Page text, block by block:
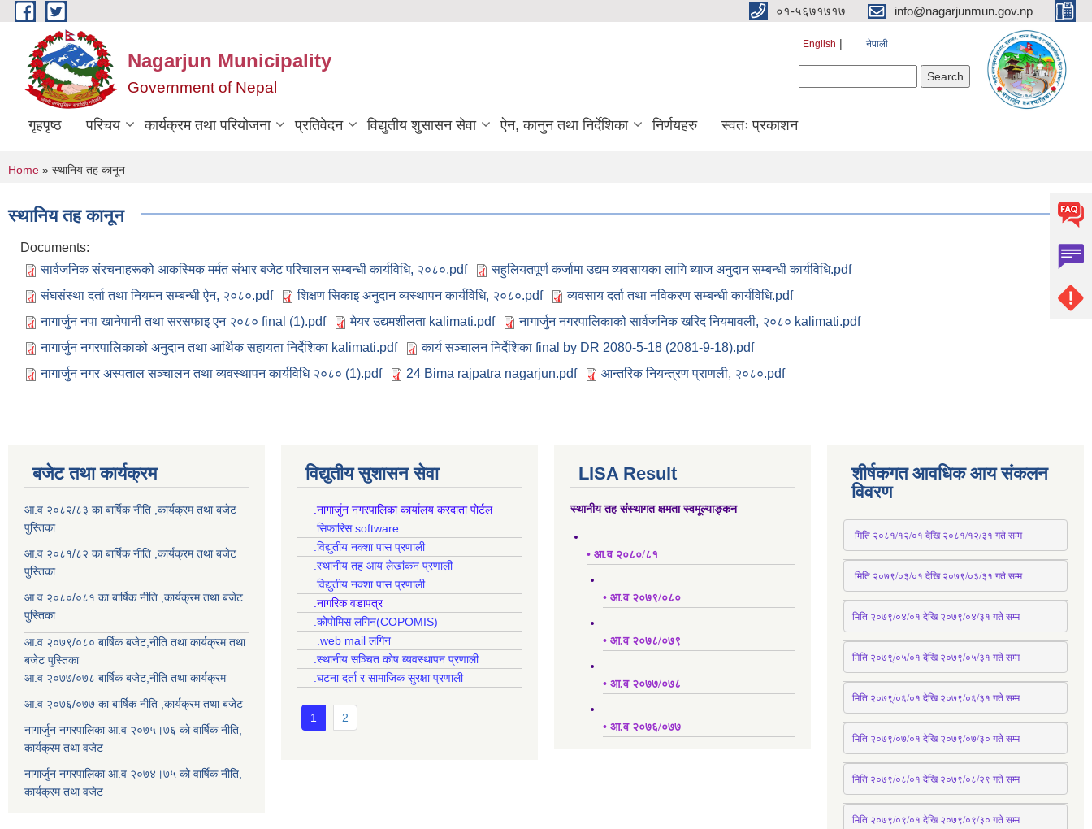
Skip to main content ०१-५६७१७१७ info@nagarjunmun.gov.np
Nagarjun Municipality
Government of Nepal
English नेपाली
गृहपृष्ठ परिचय कार्यक्रम तथा परियोजना प्रतिवेदन विद्युतीय शुसासन सेवा ऐन, कानुन तथा निर्देशिका निर्णयहरु स्वतः प्रकाशन
You are here
Home » स्थानिय तह कानून
स्थानिय तह कानून
Documents:
सार्वजनिक संरचनाहरूको आकस्मिक मर्मत संभार बजेट परिचालन सम्बन्धी कार्यविधि, २०८०.pdf
सहुलियतपूर्ण कर्जामा उद्यम व्यवसायका लागि ब्याज अनुदान सम्बन्धी कार्यविधि.pdf
संघसंस्था दर्ता तथा नियमन सम्बन्धी ऐन, २०८०.pdf
शिक्षण सिकाइ अनुदान व्यस्थापन कार्यविधि, २०८०.pdf
व्यवसाय दर्ता तथा नविकरण सम्बन्धी कार्यविधि.pdf
नागार्जुन नपा खानेपानी तथा सरसफाइ एन २०८० final (1).pdf
मेयर उद्यमशीलता kalimati.pdf
नागार्जुन नगरपालिकाको सार्वजनिक खरिद नियमावली, २०८० kalimati.pdf
नागार्जुन नगरपालिकाको अनुदान तथा आर्थिक सहायता निर्देशिका kalimati.pdf
कार्य सञ्चालन निर्देशिका final by DR 2080-5-18 (2081-9-18).pdf
नागार्जुन नगर अस्पताल सञ्चालन तथा व्यवस्थापन कार्यविधि २०८० (1).pdf
24 Bima rajpatra nagarjun.pdf आन्तरिक नियन्त्रण प्राणली, २०८०.pdf
बजेट तथा कार्यक्रम
आ.व २०८२/८३ का बार्षिक नीति ,कार्यक्रम तथा बजेट
पुस्तिका
आ.व २०८१/८२ का बार्षिक नीति ,कार्यक्रम तथा बजेट
पुस्तिका
आ.व २०८०/०८१ का बार्षिक नीति ,कार्यक्रम तथा बजेट
पुस्तिका
आ.व २०७९/०८० बार्षिक बजेट,नीति तथा कार्यक्रम तथा
बजेट पुस्तिका
आ.व २०७७/०७८ बार्षिक बजेट,नीति तथा कार्यक्रम
आ.व २०७६/०७७ का बार्षिक नीति ,कार्यक्रम तथा बजेट
नागार्जुन नगरपालिका आ.व २०७५।७६ को वार्षिक नीति,
कार्यक्रम तथा वजेट
नागार्जुन नगरपालिका आ.व २०७४।७५ को वार्षिक नीति,
कार्यक्रम तथा वजेट
विद्युतीय सुशासन सेवा
.नागार्जुन नगरपालिका कार्यालय करदाता पोर्टल
.सिफारिस software
.विद्युतीय नक्शा पास प्रणाली
.स्थानीय तह आय लेखांकन प्रणाली
.विद्युतीय नक्शा पास प्रणाली
.नागरिक वडापत्र
.कोपोमिस लगिन(COPOMIS)
.web mail लगिन
.स्थानीय सञ्चित कोष ब्यवस्थापन प्रणाली
.घटना दर्ता र सामाजिक सुरक्षा प्रणाली
1 2
LISA Result
स्थानीय तह संस्थागत क्षमता स्वमूल्याङ्कन
• आ.व २०८०/८१
• आ.व २०७९/०८०
• आ.व २०७८/०७९
• आ.व २०७७/०७८
• आ.व २०७६/०७७
शीर्षकगत आवधिक आय संकलन
विवरण
मिति २०८१/१२/०१ देखि २०८१/१२/३१ गते सम्म
मिति २०७९/०३/०१ देखि २०७९/०३/३१ गते सम्म
मिति २०७९/०४/०१ देखि २०७९/०४/३१ गते सम्म
मिति २०७९्/०५/०१ देखि २०७९/०५/३१ गते सम्म
मिति २०७९्/०६/०१ देखि २०७९/०६/३१ गते सम्म
मिति २०७९/०७/०१ देखि २०७९/०७/३० गते सम्म
मिति २०७९/०८/०१ देखि २०७९/०८/२९ गते सम्म
मिति २०७९/०९/०१ देखि २०७९/०९/३० गते सम्म